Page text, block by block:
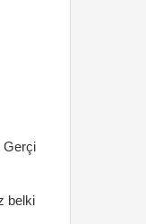
Gerçi
belki